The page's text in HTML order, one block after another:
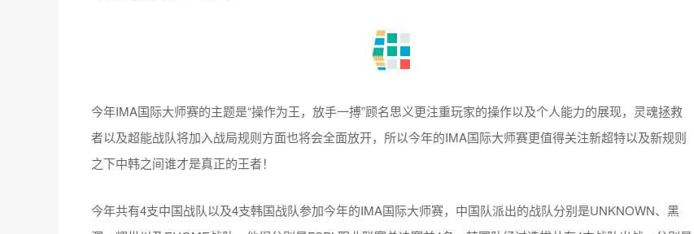
今年IMA国际大师赛的主题是“操作为王，放手一搏”顾名思义更注重玩家的操作以及个人能力的展现，灵魂拯救
者以及超能战队将加入战局规则方面也将会全面放开，所以今年的IMA国际大师赛更值得关注新超特以及新规则
之下中韩之间谁才是真正的王者！
今年共有4支中国战队以及4支韩国战队参加今年的IMA国际大师赛，中国队派出的战队分别是UNKNOWN、黑